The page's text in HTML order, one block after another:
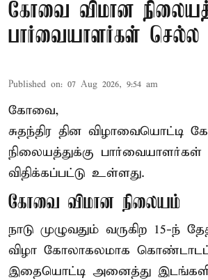
கோவை விமான
பார்வையாளர்கள்
Published on: 07 Aug 2026, 9:54 am
கோவை,
சுதந்திர தின விழாவையொட்டி
நிலையத்துக்கு
விதிக்கப்பட்டு உள்ளது.
கோவை விமான நிலையம்
நாடு முழுவதும் வருகிற 15-ந்
விழா கோலாகலமாக
இதையொட்டி அனைத்து